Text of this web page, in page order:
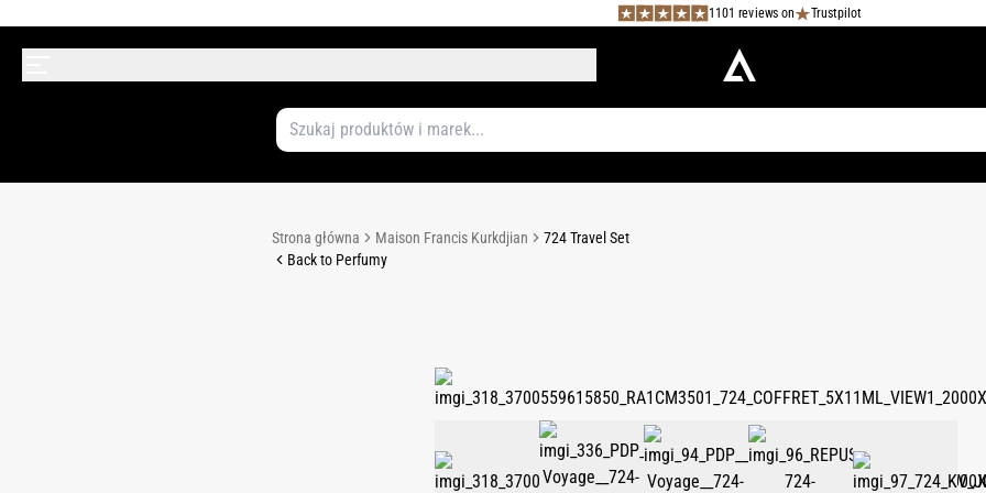
1101 reviews on Trustpilot
Strona główna Maison Francis Kurkdjian
724 Travel Set
Back to Perfumy